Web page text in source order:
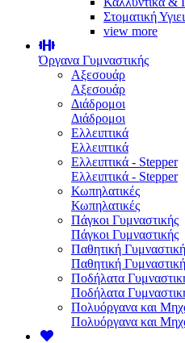
Στοματική
view more
Όργανα Γυμναστικής
Αξεσουάρ
Αξεσουάρ
Διάδρομοι
Διάδρομοι
Ελλειπτικά
Ελλειπτικά
Ελλειπτικά - Stepper
Ελλειπτικά - Stepper
Κωπηλατικές
Κωπηλατικές
Πάγκοι Γυμναστικής
Πάγκοι Γυμναστικής
Παθητική Γυμναστική
Παθητική Γυμναστική
Ποδήλατα
Ποδήλατα
Πολυόργανα και
Πολυόργανα και